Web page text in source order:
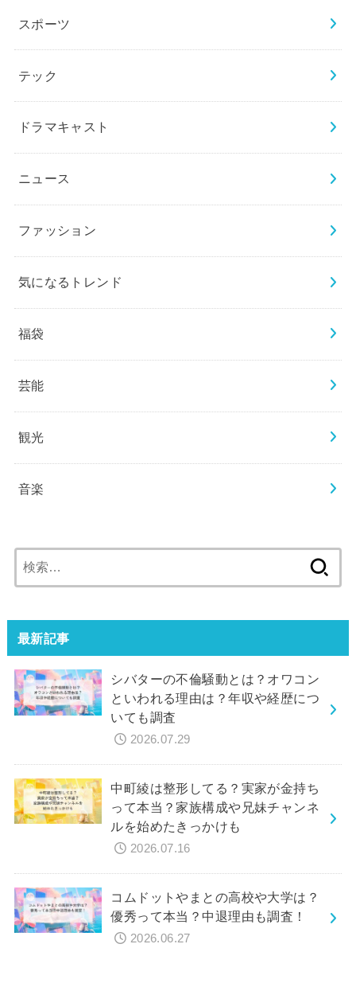
スポーツ
テック
ドラマキャスト
ニュース
ファッション
気になるトレンド
福袋
芸能
観光
音楽
索:
最新記事
シバターの不倫騒動とは？オワコン
といわれる理由は？年収や経歴につ
いても調査
2026.07.29
中町綾は整形してる？実家が金持ち
って本当？家族構成や兄妹チャンネ
ルを始めたきっかけも
2026.07.16
コムドットやまとの高校や大学は？
優秀って本当？中退理由も調査！
2026.06.27